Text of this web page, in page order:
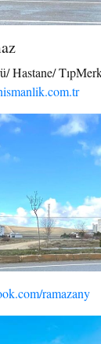
Hastane/
ramazany